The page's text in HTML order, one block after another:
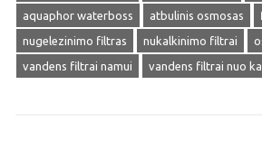
aquaphor waterboss
atbulinis osmosas
nugelezinimo filtras
nukalkinimo filtrai
vandens filtrai namui
vandens filtrai nuo